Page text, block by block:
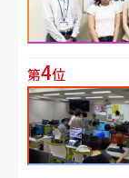
第4位